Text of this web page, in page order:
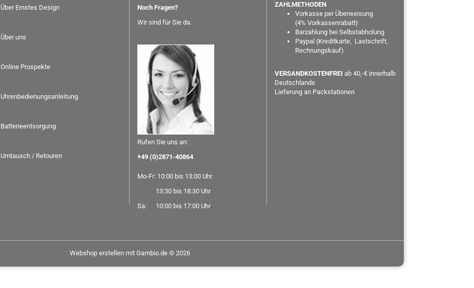
Über Ernstes Design
Über uns
Online Prospekte
Uhrenbedienungsanleitung
Batterieentsorgung
Umtausch / Retouren
Noch Fragen?
Wir sind für Sie da.
Rufen Sie uns an:
+49 (0)2871-40864
Mo-Fr: 10:00 bis 13:00 Uhr
13:30 bis 18:30 Uhr
Sa: 10:00 bis 17:00 Uhr
ZAHLMETHODEN
Vorkasse per Überweisung
(4% Vorkassenrabatt)
Barzahlung bei Selbstabholung
Paypal (Kreditkarte, Lastschrift,
Rechnungskauf)
VERSANDKOSTENFREI ab 40,-€ innerhalb
Deutschlands
Lieferung an Packstationen
Webshop erstellenmit Gambio.de © 2026